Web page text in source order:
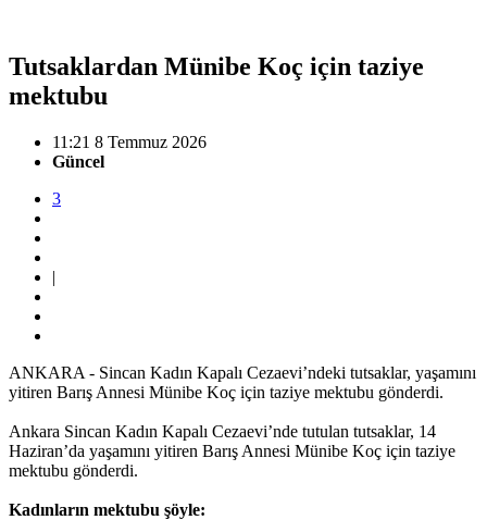
Tutsaklardan Münibe Koç için taziye
mektubu
11:21 8 Temmuz 2026
Güncel
3
|
ANKARA - Sincan Kadın Kapalı Cezaevi’ndeki tutsaklar, yaşamını
yitiren Barış Annesi Münibe Koç için taziye mektubu gönderdi.
Ankara Sincan Kadın Kapalı Cezaevi’nde tutulan tutsaklar, 14
Haziran’da yaşamını yitiren Barış Annesi Münibe Koç için taziye
mektubu gönderdi.
Kadınların mektubu şöyle: